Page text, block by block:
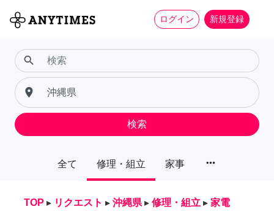
ログイン 新規登録
全て 修理・組立 家事 more_horiz
search
place
検索
TOP ▸ リクエスト ▸ 沖縄県 ▸ 修理・組立 ▸ 家電